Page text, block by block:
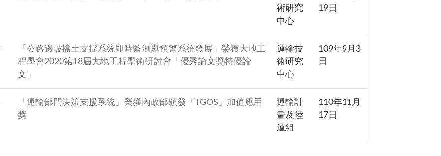
術研究
中心
19日
「公路邊坡擋土支撐系統即時監測與預警系統發展」榮獲大地工
程學會2020第18屆大地工程學術研討會「優秀論文獎特優論
文」
運輸技
術研究
中心
109年9月3
日
「運輸部門決策支援系統」榮獲內政部頒發「TGOS」加值應用
獎
運輸計
畫及陸
運組
110年11月
17日